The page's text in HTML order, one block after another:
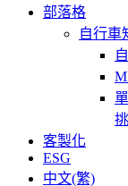
部落格
自行車
客製化
ESG
中文(繁)